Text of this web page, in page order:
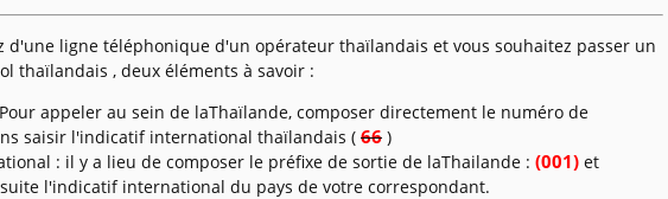
d'une ligne téléphonique d'un opérateur thaïlandais et vous souhaitez passer un
thaïlandais , deux éléments à savoir :
appeler au sein de laThaïlande, composer directement le numéro de
saisir l'indicatif international thaïlandais ( 66 )
: il y a lieu de composer le préfixe de sortie de laThailande : (001) et
l'indicatif international du pays de votre correspondant.